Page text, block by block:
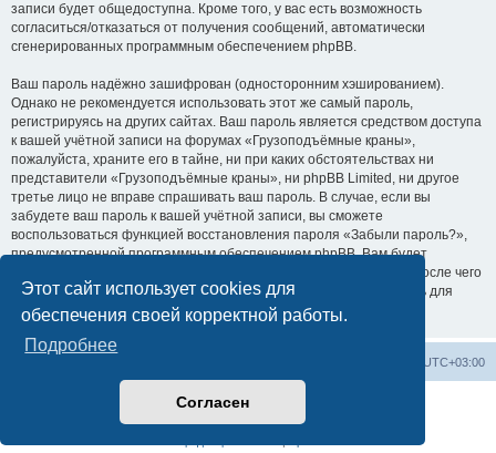
Этот сайт использует cookies для
обеспечения своей корректной работы.
Подробнее
Согласен
записи будет общедоступна. Кроме того, у вас есть возможность
согласиться/отказаться от получения сообщений, автоматически
сгенерированных программным обеспечением phpBB.
Ваш пароль надёжно зашифрован (односторонним хэшированием).
Однако не рекомендуется использовать этот же самый пароль,
регистрируясь на других сайтах. Ваш пароль является средством доступа
к вашей учётной записи на форумах «Грузоподъёмные краны»,
пожалуйста, храните его в тайне, ни при каких обстоятельствах ни
представители «Грузоподъёмные краны», ни phpBB Limited, ни другое
третье лицо не вправе спрашивать ваш пароль. В случае, если вы
забудете ваш пароль к вашей учётной записи, вы сможете
воспользоваться функцией восстановления пароля «Забыли пароль?»,
предусмотренной программным обеспечением phpBB. Вам будет
необходимо ввести ваше имя пользователя и ваш адрес email, после чего
программное обеспечение phpBB сгенерирует вам новый пароль для
вашей учётной записи.
UTC+03:00
Создано на основеphpBB® Forum Software © phpBB Limited
Русская поддержка phpBB